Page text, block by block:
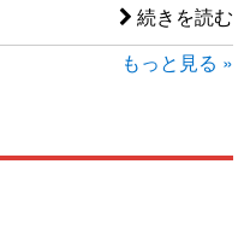
続きを読む
もっと見る »